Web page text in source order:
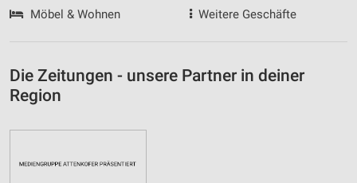
Möbel & Wohnen
Weitere Geschäfte
Die Zeitungen - unsere Partner in deiner
Region